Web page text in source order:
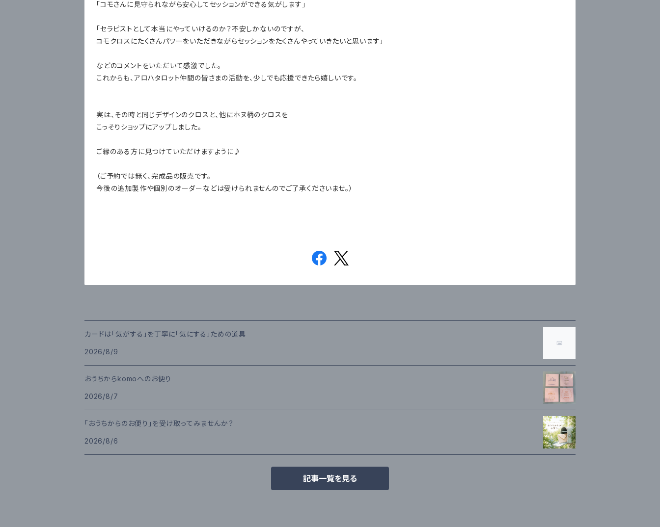
「コモさんに見守られながら安心してセッションができる気がします」
「セラピストとして本当にやっていけるのか？不安しかないのですが、
コモクロスにたくさんパワーをいただきながらセッションをたくさんやっていきたいと思います」
などのコメントをいただいて感激でした。
これからも、アロハタロット仲間の皆さまの活動を、少しでも応援できたら嬉しいです。
実は、その時と同じデザインのクロスと、他にホヌ柄のクロスを
こっそりショップにアップしました。
ご縁のある方に見つけていただけますように♪
（ご予約では無く、完成品の販売です。
今後の追加製作や個別のオーダーなどは受けられませんのでご了承くださいませ。）
カードは「気がする」を丁寧に「気にする」ための道具
2026/8/9
おうちからkomoへのお便り
2026/8/7
「おうちからのお便り」を受け取ってみませんか？
2026/8/6
記事一覧を見る